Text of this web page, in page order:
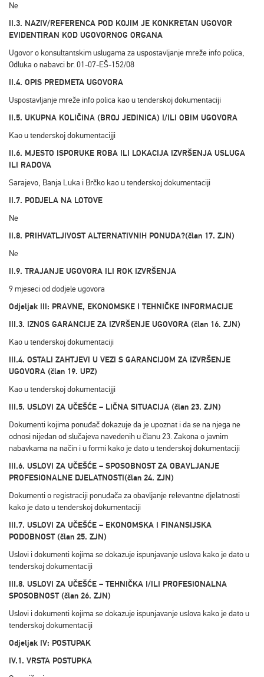
Ne
II.3. NAZIV/REFERENCA POD KOJIM JE KONKRETAN UGOVOR
EVIDENTIRAN KOD UGOVORNOG ORGANA
Ugovor o konsultantskim uslugama za uspostavljanje mreže info polica,
Odluka o nabavci br. 01-07-EŠ-152/08
II.4. OPIS PREDMETA UGOVORA
Uspostavljanje mreže info polica kao u tenderskoj dokumentaciji
II.5. UKUPNA KOLIČINA (BROJ JEDINICA) I/ILI OBIM UGOVORA
Kao u tenderskoj dokumentacijji
II.6. MJESTO ISPORUKE ROBA ILI LOKACIJA IZVRŠENJA USLUGA
ILI RADOVA
Sarajevo, Banja Luka i Brčko kao u tenderskoj dokumentaciji
II.7. PODJELA NA LOTOVE
Ne
II.8. PRIHVATLJIVOST ALTERNATIVNIH PONUDA?(član 17. ZJN)
Ne
II.9. TRAJANJE UGOVORA ILI ROK IZVRŠENJA
9 mjeseci od dodjele ugovora
Odjeljak III: PRAVNE, EKONOMSKE I TEHNIČKE INFORMACIJE
III.3. IZNOS GARANCIJE ZA IZVRŠENJE UGOVORA (član 16. ZJN)
Kao u tenderskoj dokumentaciji
III.4. OSTALI ZAHTJEVI U VEZI S GARANCIJOM ZA IZVRŠENJE
UGOVORA (član 19. UPZ)
Kao u tenderskoj dokumentacijji
III.5. USLOVI ZA UČEŠĆE – LIČNA SITUACIJA (član 23. ZJN)
Dokumenti kojima ponuđač dokazuje da je upoznat i da se na njega ne
odnosi nijedan od slučajeva navedenih u članu 23. Zakona o javnim
nabavkama na način i u formi kako je dato u tenderskoj dokumentaciji
III.6. USLOVI ZA UČEŠĆE – SPOSOBNOST ZA OBAVLJANJE
PROFESIONALNE DJELATNOSTI(član 24. ZJN)
Dokumenti o registraciji ponuđača za obavljanje relevantne djelatnosti
kako je dato u tenderskoj dokumentaciji
III.7. USLOVI ZA UČEŠĆE – EKONOMSKA I FINANSIJSKA
PODOBNOST (član 25. ZJN)
Uslovi i dokumenti kojima se dokazuje ispunjavanje uslova kako je dato u
tenderskoj dokumentaciji
III.8. USLOVI ZA UČEŠĆE – TEHNIČKA I/ILI PROFESIONALNA
SPOSOBNOST (član 26. ZJN)
Uslovi i dokumenti kojima se dokazuje ispunjavanje uslova kako je dato u
tenderskoj dokumentaciji
Odjeljak IV: POSTUPAK
IV.1. VRSTA POSTUPKA